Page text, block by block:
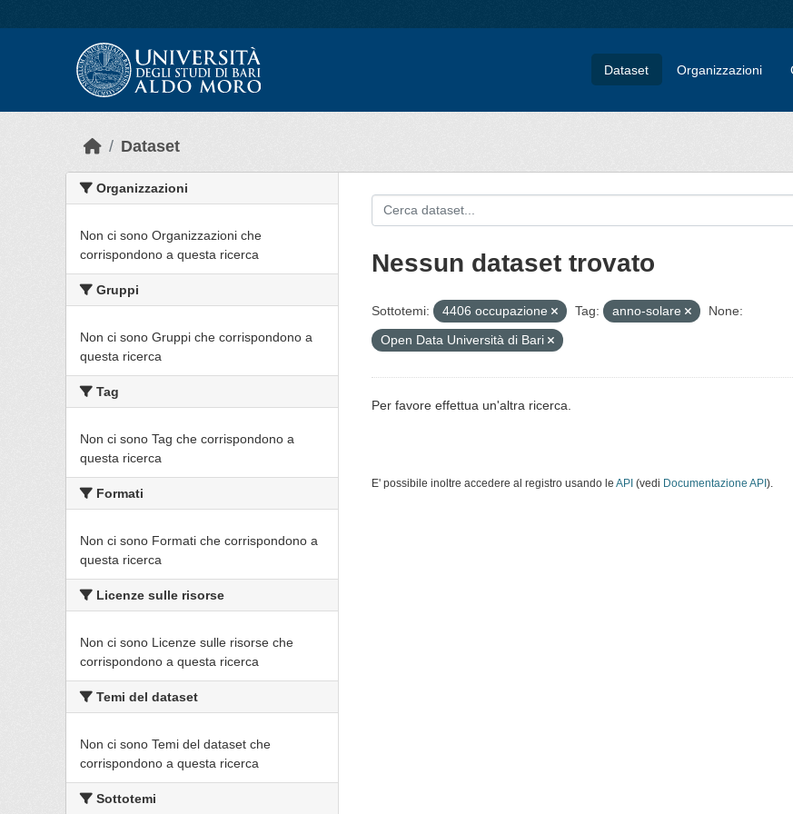
Dataset Organizzazioni
Dataset
Organizzazioni
Non ci sono Organizzazioni che
corrispondono a questa ricerca
Gruppi
Non ci sono Gruppi che corrispondono a
questa ricerca
Tag
Non ci sono Tag che corrispondono a
questa ricerca
Formati
Non ci sono Formati che corrispondono a
questa ricerca
Licenze sulle risorse
Non ci sono Licenze sulle risorse che
corrispondono a questa ricerca
Temi del dataset
Non ci sono Temi del dataset che
corrispondono a questa ricerca
Sottotemi
Nessun dataset trovato
Sottotemi: 4406 occupazione Tag: anno-solare
None:
Open Data Università di Bari
Per favore effettua un'altra ricerca.
E' possibile inoltre accedere al registro usando le API (vedi Documentazione API ).